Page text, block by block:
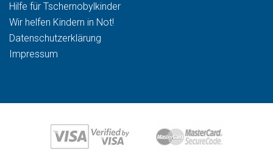
Hilfe für Tschernobylkinder
Wir helfen Kindern in Not!
Datenschutzerklärung
Impressum